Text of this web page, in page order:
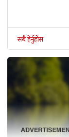
सबै हेर्नुहोस